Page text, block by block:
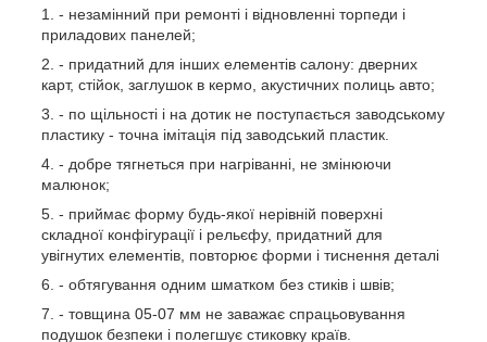
- незамінний при ремонті і відновленні торпеди і
приладових панелей;
- придатний для інших елементів салону: дверних
карт, стійок, заглушок в кермо, акустичних полиць авто;
- по щільності і на дотик не поступається заводському
пластику - точна імітація під заводський пластик.
- добре тягнеться при нагріванні, не змінюючи
малюнок;
- приймає форму будь-якої нерівній поверхні
складної конфігурації і рельєфу, придатний для
увігнутих елементів, повторює форми і тиснення деталі
- обтягування одним шматком без стиків і швів;
- товщина 05-07 мм не заважає спрацьовування
подушок безпеки і полегшує стиковку країв.